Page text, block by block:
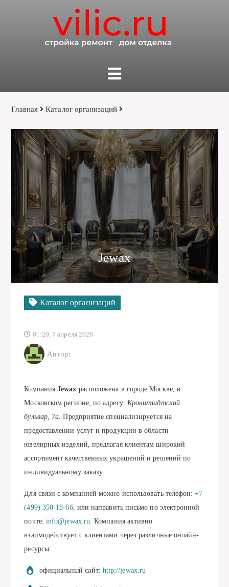
Главная Каталог организаций
Jewax
Каталог организаций
01:20, 7 апреля 2026
Автор:
КомпанияJewax расположена в городе Москве, в
Московском регионе, по адресу: Кронштадтский
бульвар, 7а. Предприятие специализируется на
предоставлении услуг и продукции в области
ювелирных изделий, предлагая клиентам широкий
ассортимент качественных украшений и решений по
индивидуальному заказу.
Для связи с компанией можно использовать телефон:+7
(499) 350-18-66, или направить письмо по электронной
почте: info@jewax.ru. Компания активно
взаимодействует с клиентами через различные онлайн-
ресурсы:
официальный сайт: http://jewax.ru